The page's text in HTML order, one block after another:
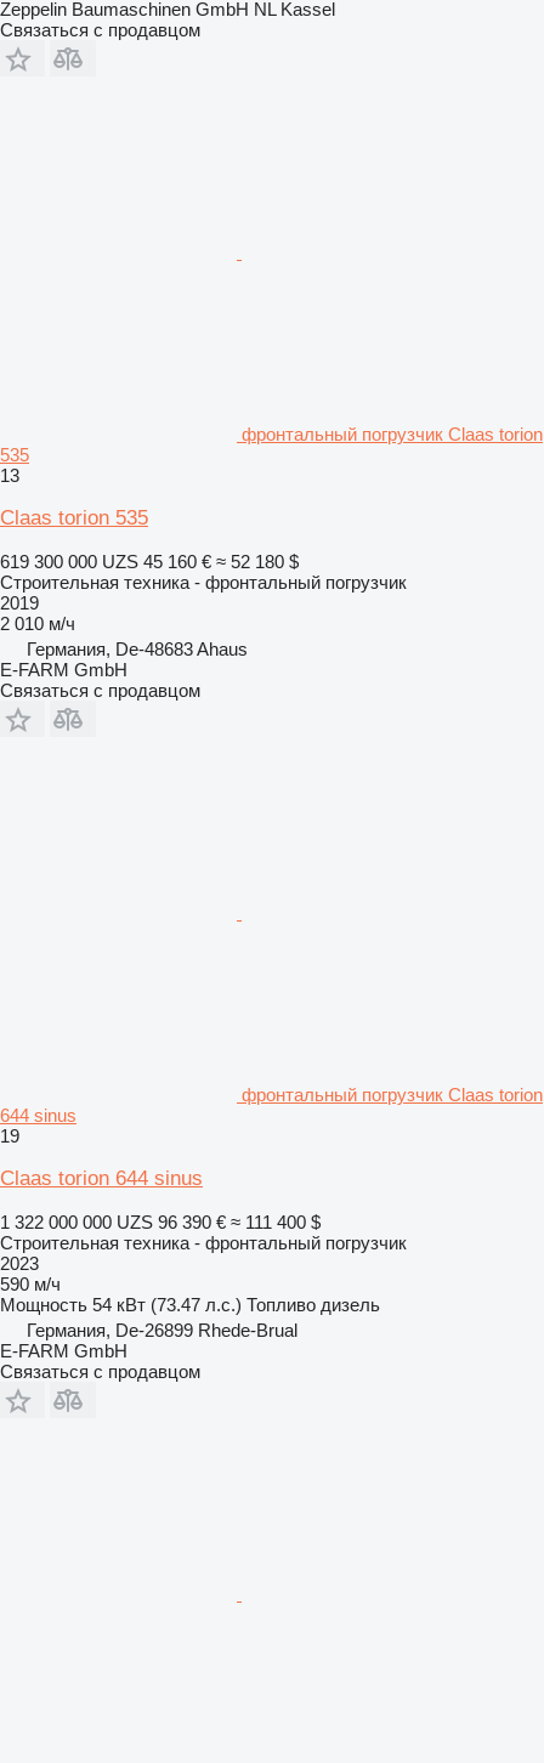
Zeppelin Baumaschinen GmbH NL Kassel
Связаться с продавцом
фронтальный погрузчик Claas torion
535
13
Claas torion 535
619 300 000 UZS 45 160 € ≈ 52 180 $
Строительная техника - фронтальный погрузчик
2019
2 010 м/ч
Германия, De-48683 Ahaus
E-FARM GmbH
Связаться с продавцом
фронтальный погрузчик Claas torion
644 sinus
19
Claas torion 644 sinus
1 322 000 000 UZS 96 390 € ≈ 111 400 $
Строительная техника - фронтальный погрузчик
2023
590 м/ч
Мощность 54 кВт (73.47 л.с.) Топливо дизель
Германия, De-26899 Rhede-Brual
E-FARM GmbH
Связаться с продавцом